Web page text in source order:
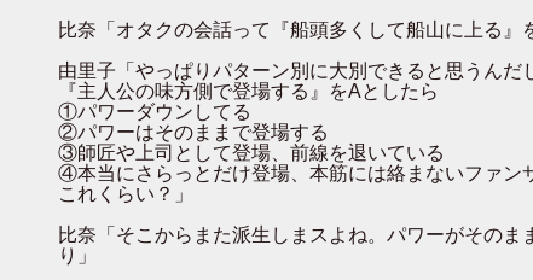
比奈「オタクの会話って『船頭多くして船山に上る』
由里子「やっぱりパターン別に大別できると思うんだ
『主人公の味方側で登場する』をAとしたら
①パワーダウンしてる
②パワーはそのままで登場する
③師匠や上司として登場、前線を退いている
④本当にさらっとだけ登場、本筋には絡まないファン
これくらい？」
比奈「そこからまた派生しまスよね。パワーがその
り」